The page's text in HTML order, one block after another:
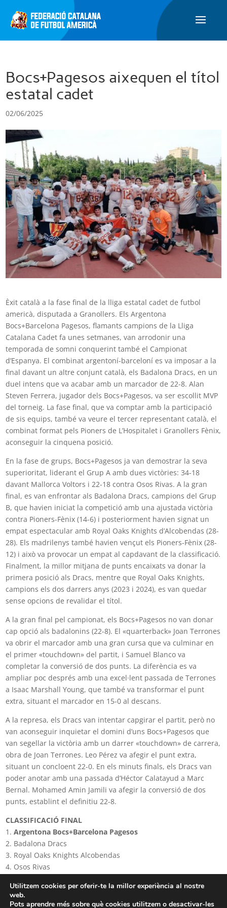
Bocs+Pagesos aixequen el títol
estatal cadet
02/06/2025
Èxit català a la fase final de la lliga estatal cadet de futbol
americà, disputada a Granollers. Els Argentona
Bocs+Barcelona Pagesos, flamants campions de la Lliga
Catalana Cadet fa unes setmanes, van arrodonir una
temporada de somni conquerint també el Campionat
d’Espanya. El combinat argentoní-barceloní es va imposar a la
final davant un altre conjunt català, els Badalona Dracs, en un
duel intens que va acabar amb un marcador de 22-8. Alan
Steven Ferrera, jugador dels Bocs+Pagesos, va ser escollit MVP
del torneig. La fase final, que va comptar amb la participació
de sis equips, també va veure el tercer representant català, el
combinat format pels Pioners de L’Hospitalet i Granollers Fènix,
aconseguir la cinquena posició.
En la fase de grups, Bocs+Pagesos ja van demostrar la seva
superioritat, liderant el Grup A amb dues victòries: 34-18
davant Mallorca Voltors i 22-18 contra Osos Rivas. A la gran
final, es van enfrontar als Badalona Dracs, campions del Grup
B, que havien iniciat la competició amb una ajustada victòria
contra Pioners-Fènix (14-6) i posteriorment havien signat un
empat espectacular amb Royal Oaks Knights d’Alcobendas (28-
28). Els madrilenys també havien vençut els Pioners-Fènix (28-
12) i això va provocar un empat al capdavant de la classificació.
Finalment, la millor mitjana de punts encaixats va donar la
primera posició als Dracs, mentre que Royal Oaks Knights,
campions els dos darrers anys (2023 i 2024), es van quedar
sense opcions de revalidar el títol.
A la gran final pel campionat, els Bocs+Pagesos no van donar
cap opció als badalonins (22-8). El «quarterback» Joan Terrones
va obrir el marcador amb una gran cursa que va culminar en
el primer «touchdown» del partit, i Samuel Blanco va
completar la conversió de dos punts. La diferència es va
ampliar poc després amb una excel·lent passada de Terrones
a Isaac Marshall Young, que també va transformar el punt
extra, situant el marcador en 15-0 al descans.
A la represa, els Dracs van intentar capgirar el partit, però no
van aconseguir inquietar el domini d’uns Bocs+Pagesos que
van segellar la victòria amb un darrer «touchdown» de carrera,
obra de Joan Terrones. Leo Pérez va afegir el punt extra,
situant un concloent 22-0. En els minuts finals, els Dracs van
poder anotar amb una passada d’Héctor Calatayud a Marc
Bernal. Mohamed Amin Jamili va afegir la conversió de dos
punts, establint el definitiu 22-8.
CLASSIFICACIÓ FINAL
1.Argentona Bocs+Barcelona Pagesos
2. Badalona Dracs
3. Royal Oaks Knights Alcobendas
4. Osos Rivas
6. Mallorca Voltors
Utilitzem cookies per oferir-te la millor experiència al nostre
web.
Pots aprendre més sobre què cookies utilitzem o desactivar-les